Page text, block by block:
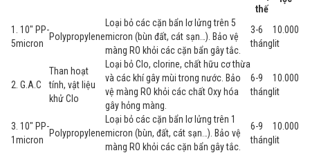
thế
1. 10″ PP-
5micron
Polypropylene
Loại bỏ các cặn bẩn lơ lửng trên 5
micron (bùn đất, cát sạn…). Bảo vệ
màng RO khỏi các cặn bẩn gây tắc.
3-6
tháng
10.000
lit
2. G.A.C
Than hoạt
tính, vật liệu
khử Clo
Loại bỏ Clo, clorine, chất hữu cơ thừa
và các khí gây mùi trong nước. Bảo
vệ màng RO khỏi các chất Oxy hóa
gây hỏng màng.
6-9
tháng
10.000
lit
3. 10″ PP-
1micron
Polypropylene
Loại bỏ các cặn bẩn lơ lửng trên 1
micron (bùn, đất, cát sạn…). Bảo vệ
màng RO khỏi các cặn bẩn gây tắc.
6-9
tháng
10.000
lit